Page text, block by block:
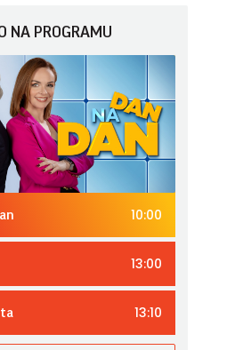
NA PROGRAMU
10:00
13:00
13:10